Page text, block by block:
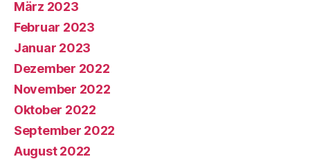
März 2023
Februar 2023
Januar 2023
Dezember 2022
November 2022
Oktober 2022
September 2022
August 2022